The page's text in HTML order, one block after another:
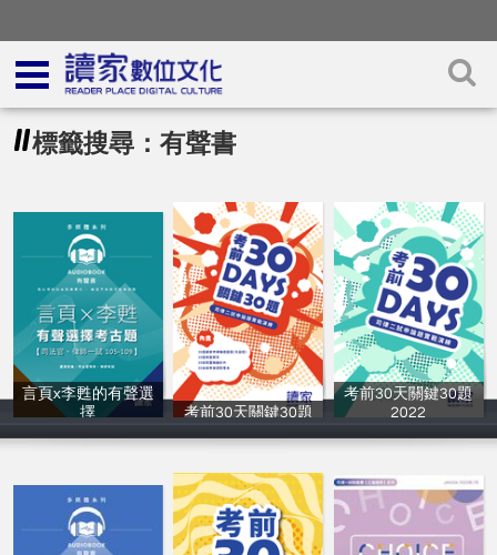
標籤搜尋：有聲書
言頁x李甦的有聲選
擇
言頁、李甦
考前30天關鍵30題
作者群
考前30天關鍵30題
2022
作者群